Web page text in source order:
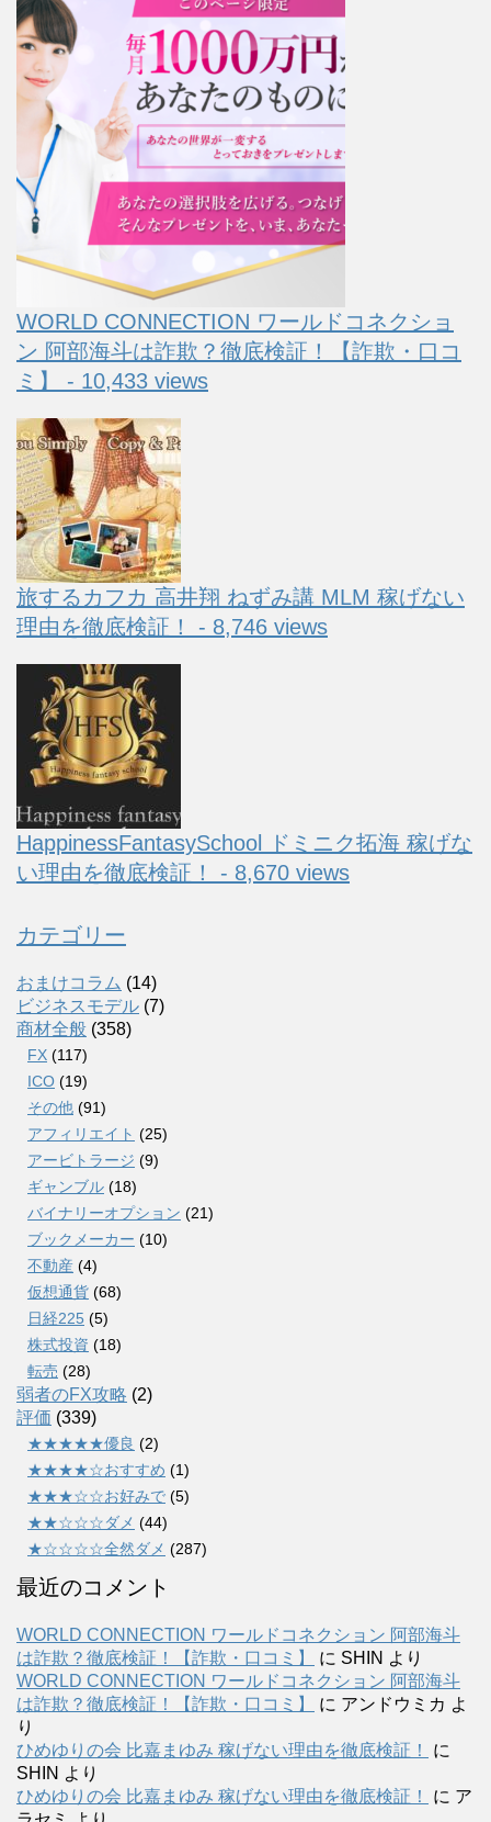
WORLD CONNECTION ワールドコネクショ
ン 阿部海斗は詐欺？徹底検証！【詐欺・口コ
ミ】 - 10,433 views
旅するカフカ 高井翔 ねずみ講 MLM 稼げない
理由を徹底検証！ - 8,746 views
HappinessFantasySchool ドミニク拓海 稼げな
い理由を徹底検証！ - 8,670 views
カテゴリー
おまけコラム (14)
ビジネスモデル (7)
商材全般 (358)
FX (117)
ICO (19)
その他 (91)
アフィリエイト (25)
アービトラージ (9)
ギャンブル (18)
バイナリーオプション (21)
ブックメーカー (10)
不動産 (4)
仮想通貨 (68)
日経225 (5)
株式投資 (18)
転売 (28)
弱者のFX攻略 (2)
評価 (339)
★★★★★優良 (2)
★★★★☆おすすめ (1)
★★★☆☆お好みで (5)
★★☆☆☆ダメ (44)
★☆☆☆☆全然ダメ (287)
最近のコメント
WORLD CONNECTION ワールドコネクション 阿部海斗
は詐欺？徹底検証！【詐欺・口コミ】
に SHIN より
WORLD CONNECTION ワールドコネクション 阿部海斗
は詐欺？徹底検証！【詐欺・口コミ】
に アンドウミカ よ
り
ひめゆりの会 比嘉まゆみ 稼げない理由を徹底検証！
に
SHIN より
ひめゆりの会 比嘉まゆみ 稼げない理由を徹底検証！
に ア